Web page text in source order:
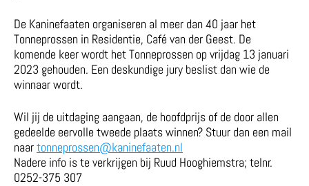
De Kaninefaaten organiseren al meer dan 40 jaar het
Tonneprossen in Residentie, Café van der Geest. De
komende keer wordt het Tonneprossen op vrijdag 13 januari
2023 gehouden. Een deskundige jury beslist dan wie de
winnaar wordt.
Wil jij de uitdaging aangaan, de hoofdprijs of de door allen
gedeelde eervolle tweede plaats winnen? Stuur dan een mail
naartonneprossen@kaninefaaten.nl
Nadere info is te verkrijgen bij Ruud Hooghiemstra; telnr.
0252-375 307